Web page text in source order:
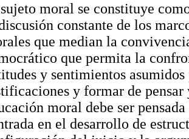
moral se constituye
constante de los
que median la
que permita la
y sentimientos
y formar de
moral debe ser
en el desarrollo de